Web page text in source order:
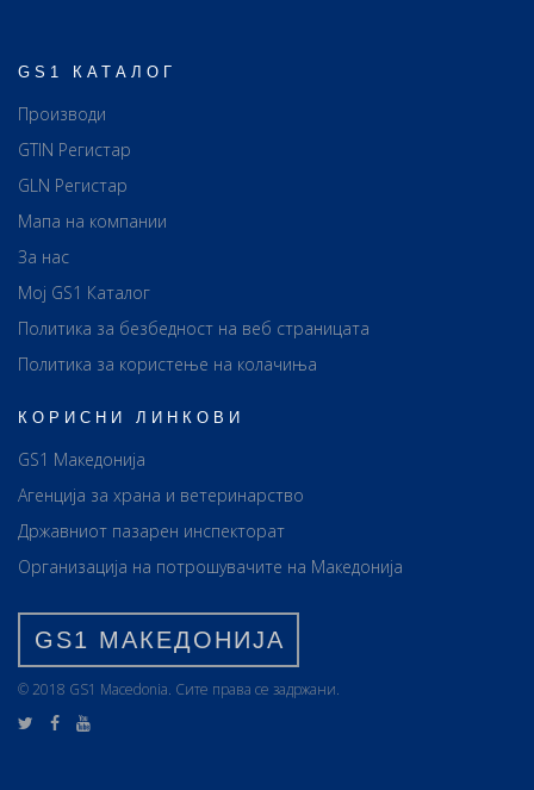
GS1 КАТАЛОГ
Производи
GTIN Регистар
GLN Регистар
Мапа на компании
За нас
Мој GS1 Каталог
Политика за безбедност на веб страницата
Политика за користење на колачиња
КОРИСНИ ЛИНКОВИ
GS1 Македонија
Агенција за храна и ветеринарство
Државниот пазарен инспекторат
Организација на потрошувачите на Македонија
GS1 МАКЕДОНИЈА
© 2018 GS1 Маcedonia. Сите права се задржани.